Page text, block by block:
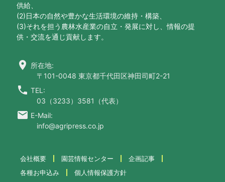
供給、
(2)日本の自然や豊かな生活環境の維持・構築、
(3)それを担う農林水産業の自立・発展に対し、情報の提
供・交流を通じ貢献します。
location_on 所在地:
〒101-0048 東京都千代田区神田司町2-21
call TEL:
03（3233）3581（代表）
email E-Mail:
info@agripress.co.jp
会社概要 園芸情報センター
企画記事
各種お申込み
個人情報保護方針